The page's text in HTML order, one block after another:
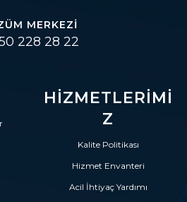
MERKEZI
228 28 22
HIZMETLERIMI
Z
Kalite Politikası
Hizmet Envanteri
Acil İhtiyaç Yardımı